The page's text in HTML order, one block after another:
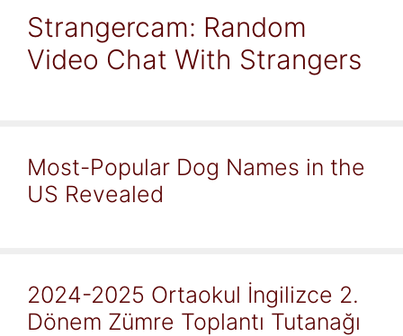
Strangercam: Random
Video Chat With Strangers
Most-Popular Dog Names in the
US Revealed
2024-2025 Ortaokul İngilizce 2.
Dönem Zümre Toplantı Tutanağı